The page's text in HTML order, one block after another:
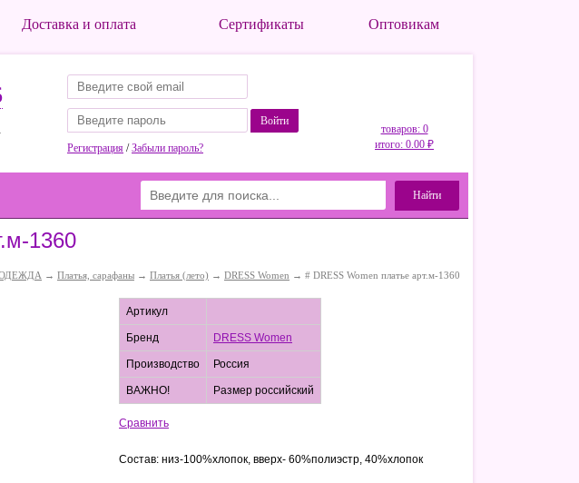
Доставка и оплата Сертификаты Оптовикам
Войти
Регистрация /Забыли пароль?
товаров: 0
итого: 0.00 ₽
Найти
1360
→ Платья, сарафаны → Платья (лето) → DRESS Women → # DRESS Women платье арт.м-1360
Артикул
Бренд DRESS Women
Производство Россия
ВАЖНО! Размер российский
Сравнить
Состав: низ-100%хлопок, вверх- 60%полиэстр, 40%хлопок